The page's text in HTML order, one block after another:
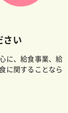
さい
に、給食事業、給
に関することなら